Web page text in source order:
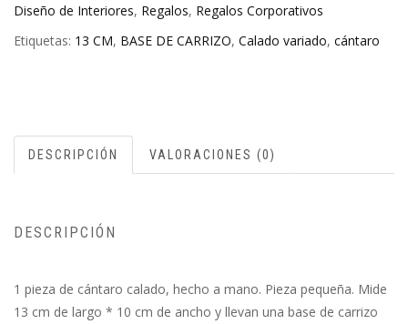
Diseño de Interiores, Regalos, Regalos Corporativos
Etiquetas: 13 CM, BASE DE CARRIZO, Calado variado, cántaro
DESCRIPCIÓN VALORACIONES (0)
DESCRIPCIÓN
1 pieza de cántaro calado, hecho a mano. Pieza pequeña. Mide
13 cm de largo * 10 cm de ancho y llevan una base de carrizo